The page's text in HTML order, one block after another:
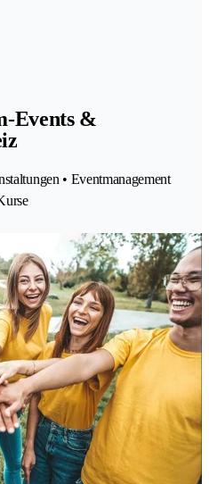
Events &
• Eventmanagement